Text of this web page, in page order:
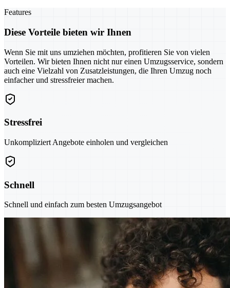
Features
Diese Vorteile bieten wir Ihnen
Wenn Sie mit uns umziehen möchten, profitieren Sie von vielen
Vorteilen. Wir bieten Ihnen nicht nur einen Umzugsservice, sondern
auch eine Vielzahl von Zusatzleistungen, die Ihren Umzug noch
einfacher und stressfreier machen.
Stressfrei
Unkompliziert Angebote einholen und vergleichen
Schnell
Schnell und einfach zum besten Umzugsangebot